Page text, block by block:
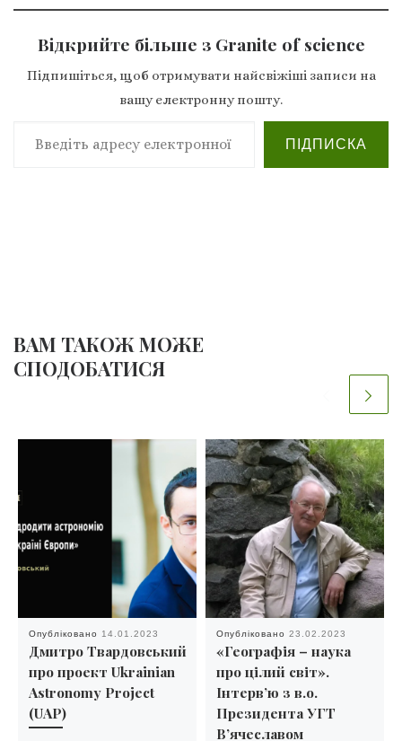
Відкрийте більше з Granite of science
Підпишіться, щоб отримувати найсвіжіші записи на
вашу електронну пошту.
Введіть адресу електронної пошти…
ПІДПИСКА
ВАМ ТАКОЖ МОЖЕ
СПОДОБАТИСЯ
Опубліковано 14.01.2023
Дмитро Твардовський
про проект Ukrainian
Astronomy Project
(UAP)
Опубліковано 23.02.2023
«Географія – наука
про цілий світ».
Інтерв’ю з в.о.
Президента УГТ
В’ячеславом